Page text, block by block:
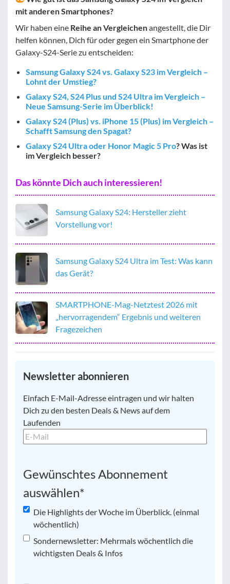
mit anderen Smartphones?
Wir haben eine Reihe an Vergleichenangestellt, die Dir
helfen können, Dich für oder gegen ein Smartphone der
Galaxy-S24-Serie zu entscheiden:
Samsung Galaxy S24 vs. Galaxy S23 im Vergleich –
Lohnt der Umstieg?
Galaxy S24, S24 Plus und S24 Ultra im Vergleich –
Neue Samsung-Serie im Überblick!
Galaxy S24 (Plus) vs. iPhone 15 (Plus) im Vergleich –
Schafft Samsung den Spagat?
Galaxy S24 Ultra oder Honor Magic 5 Pro? Was ist
im Vergleich besser?
Das könnte Dich auch interessieren!
Samsung Galaxy S24: Hersteller zieht
Vorstellung vor!
Samsung Galaxy S24 Ultra im Test: Was kann
das Gerät?
SMARTPHONE-Mag-Netztest 2026 mit
„hervorragendem“ Ergebnis und weiteren
Fragezeichen
Newsletter abonnieren
E-
Mail*
Einfach E-Mail-Adresse eintragen und wir halten
Dich zu den besten Deals & News auf dem
Laufenden
Gewünschtes Abonnement
auswählen*
Die Highlights der Woche im Überblick. (einmal
wöchentlich)
Sondernewsletter: Mehrmals wöchentlich die
wichtigsten Deals & Infos